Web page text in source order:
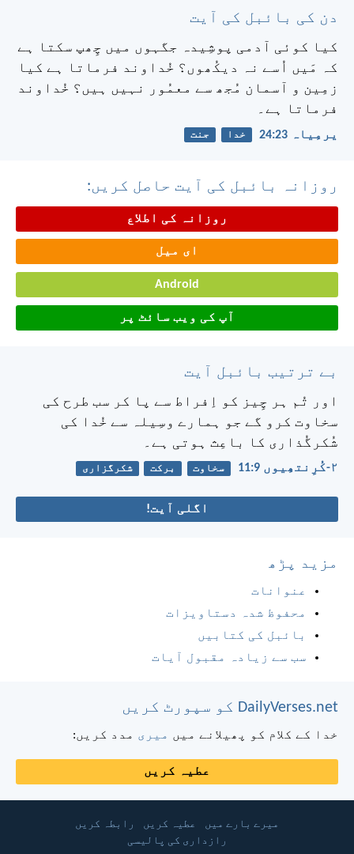
دن کی بائبل کی آیت
کیا کوئی آدمی پوشِیدہ جگہوں میں چِھپ سکتا ہے
کہ مَیں اُسے نہ دیکُھوں؟ خُداوند فرماتا ہے کیا
زمِین و آسمان مُجھ سے معمُور نہیں ہیں؟ خُداوند
فرماتا ہے۔
یرمِیاہ 23:‏24 خدا جنت
روزانہ بائبل کی آیت حاصل کریں:
روزانہ کی اطلاع
ای میل
Android
آپ کی ویب سائٹ پر
بے ترتیب بائبل آیت
اور تُم ہر چِیز کو اِفراط سے پا کر سب طرح کی
سخاوت کرو گے جو ہمارے وسِیلہ سے خُدا کی
شُکرگُذاری کا باعِث ہوتی ہے۔
۲-کُرِنتھِیوں 9:‏11 سخاوت برکت شکرگزاری
اگلی آیت!
مزید پڑھ
عنوانات
محفوظ شدہ دستاویزات
بائبل کی کتابیں
سب سے زیادہ مقبول آیات
DailyVerses.net کو سپورٹ کریں
خدا کے کلام کو پھیلانے میں میری مدد کریں:
عطیہ کریں
میرے بارے میں عطیہ کریں
رابطہ کریں
رازداری کی پالیسی